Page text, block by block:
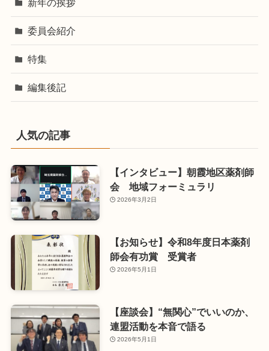
新年の挨拶
委員会紹介
特集
編集後記
人気の記事
【インタビュー】朝霞地区薬剤師
会 地域フォーミュラリ
2026年3月2日
【お知らせ】令和8年度日本薬剤
師会有功賞 受賞者
2026年5月1日
【座談会】“無関心”でいいのか、
連盟活動を本音で語る
2026年5月1日